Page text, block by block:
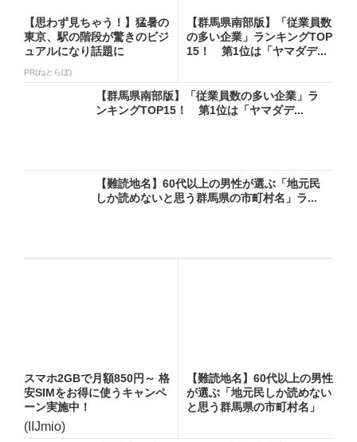
【思わず見ちゃう！】猛暑の
東京、駅の階段が驚きのビジ
ュアルになり話題に
PR(ねとらぼ)
【群馬県南部版】「従業員数
の多い企業」ランキングTOP
15！ 第1位は「ヤマダデ...
【群馬県南部版】「従業員数の多い企業」ラ
ンキングTOP15！ 第1位は「ヤマダデ...
【難読地名】60代以上の男性が選ぶ「地元民
しか読めないと思う群馬県の市町村名」ラ...
スマホ2GBで月額850円～ 格
安SIMをお得に使うキャンペ
ーン実施中！
(IIJmio)
【難読地名】60代以上の男性
が選ぶ「地元民しか読めない
と思う群馬県の市町村名」